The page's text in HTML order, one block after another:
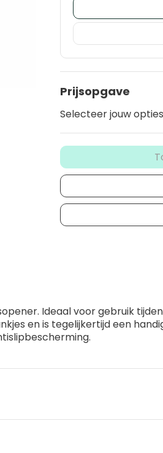
Prijsopgave
Selecteer jouw
Ideaal voor gebruik
en is tegelijkertijd een